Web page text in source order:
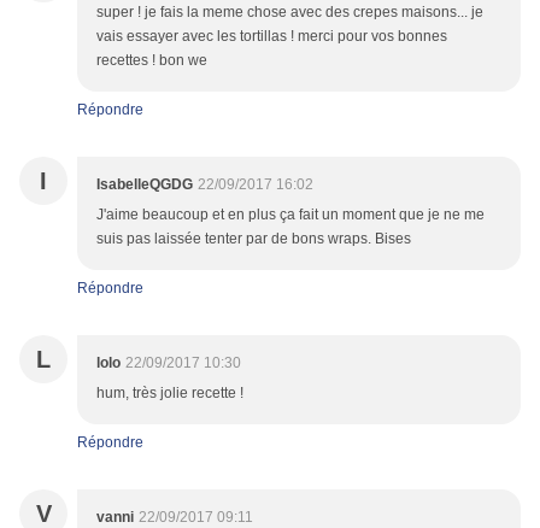
super ! je fais la meme chose avec des crepes maisons... je
vais essayer avec les tortillas ! merci pour vos bonnes
recettes ! bon we
Répondre
I IsabelleQGDG 22/09/2017 16:02
J'aime beaucoup et en plus ça fait un moment que je ne me
suis pas laissée tenter par de bons wraps. Bises
Répondre
L lolo 22/09/2017 10:30
hum, très jolie recette !
Répondre
V vanni 22/09/2017 09:11